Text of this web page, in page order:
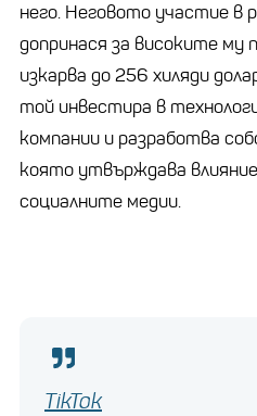
него. Неговото участие в
допринася за високите му
изкарва до 256 хиляди
той инвестира в
компании и разработва
която утвърждава
социалните медии.
TikTok